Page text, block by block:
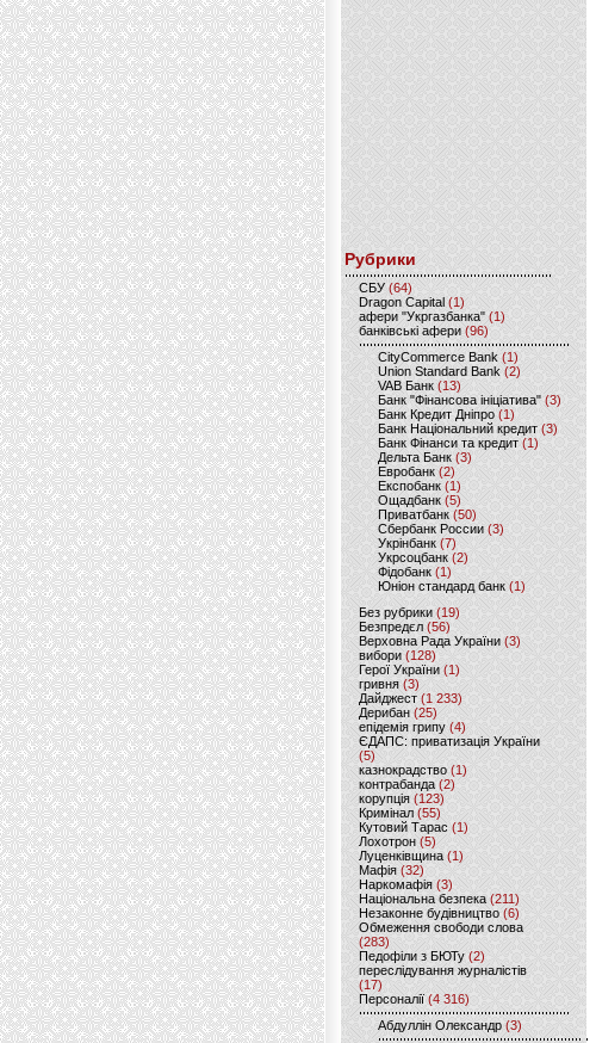
Рубрики
CБУ (64)
Dragon Capital (1)
афери "Укргазбанка" (1)
банківські афери (96)
CityCommerce Bank (1)
Union Standard Bank (2)
VAB Банк (13)
Банк "Фінансова ініціатива" (3)
Банк Кредит Дніпро (1)
Банк Національний кредит (3)
Банк Фінанси та кредит (1)
Дельта Банк (3)
Евробанк(2)
Експобанк (1)
Ощадбанк(5)
Приватбанк (50)
Сбербанк России (3)
Укрінбанк(7)
Укрсоцбанк (2)
Фідобанк (1)
Юніон стандард банк(1)
Без рубрики (19)
Безпредєл(56)
Верховна Рада України (3)
вибори(128)
Герої України(1)
гривня (3)
Дайджест (1 233)
Дерибан (25)
епідемія грипу (4)
ЄДАПС: приватизація України
(5)
казнокрадство (1)
контрабанда (2)
корупція (123)
Кримінал (55)
Кутовий Тарас (1)
Лохотрон(5)
Луценківщина (1)
Мафія (32)
Наркомафія (3)
Національна безпека (211)
Незаконне будівництво(6)
Обмеження свободи слова
(283)
Педофіли з БЮТу (2)
переслідування журналістів
(17)
Персоналії (4 316)
Абдуллін Олександр (3)